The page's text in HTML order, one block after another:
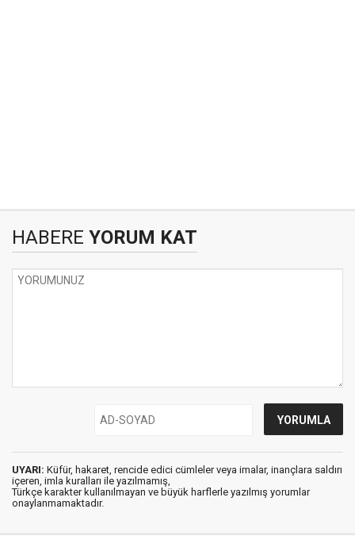
HABERE YORUM KAT
UYARI: Küfür, hakaret, rencide edici cümleler veya imalar, inançlara saldırı
içeren, imla kuralları ile yazılmamış,
Türkçe karakter kullanılmayan ve büyük harflerle yazılmış yorumlar
onaylanmamaktadır.